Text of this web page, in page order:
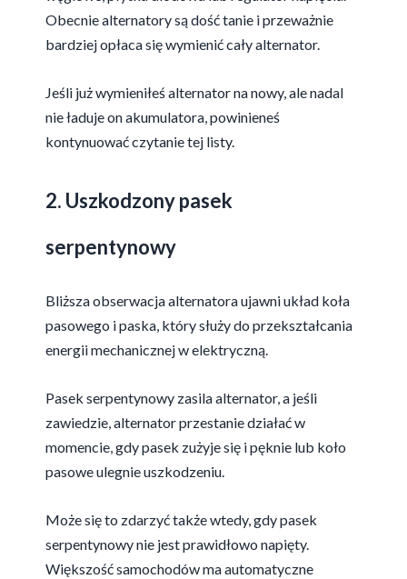
Obecnie alternatory są dość tanie i przeważnie
bardziej opłaca się wymienić cały alternator.
Jeśli już wymieniłeś alternator na nowy, ale nadal
nie ładuje on akumulatora, powinieneś
kontynuować czytanie tej listy.
2. Uszkodzony pasek
serpentynowy
Bliższa obserwacja alternatora ujawni układ koła
pasowego i paska, który służy do przekształcania
energii mechanicznej w elektryczną.
Pasek serpentynowy zasila alternator, a jeśli
zawiedzie, alternator przestanie działać w
momencie, gdy pasek zużyje się i pęknie lub koło
pasowe ulegnie uszkodzeniu.
Może się to zdarzyć także wtedy, gdy pasek
serpentynowy nie jest prawidłowo napięty.
Większość samochodów ma automatyczne